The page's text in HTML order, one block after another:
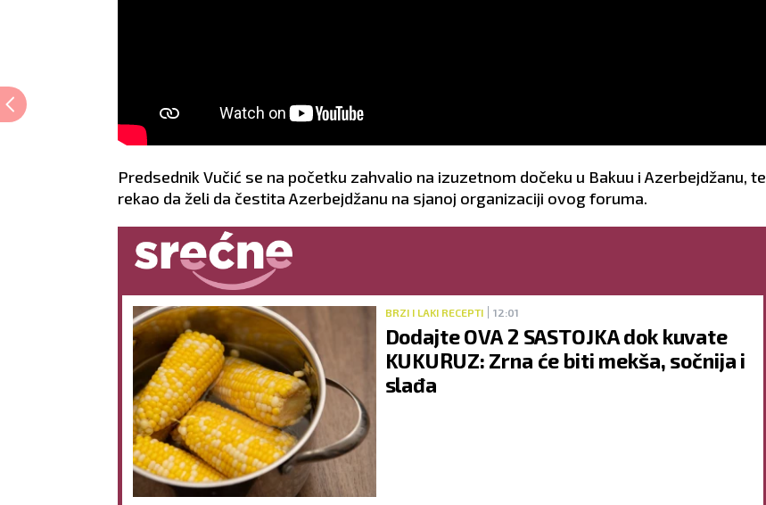
Predsednik Vučić se na početku zahvalio na izuzetnom dočeku u Bakuu i Azerbejdžanu, te
rekao da želi da čestita Azerbejdžanu na sjanoj organizaciji ovog foruma.
BRZI I LAKI RECEPTI 12:01
Dodajte OVA 2 SASTOJKA dok kuvate
KUKURUZ: Zrna će biti mekša, sočnija i
slađa